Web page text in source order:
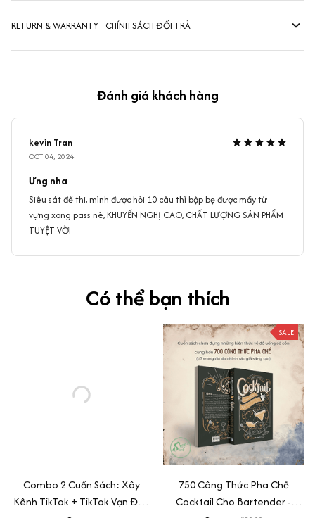
RETURN & WARRANTY - CHÍNH SÁCH ĐỔI TRẢ
Đánh giá khách hàng
kevin Tran
OCT 04, 2024
Ưng nha
Siêu sát đề thi, mình được hỏi 10 câu thì bập bẹ được mấy từ
vựng xong pass nè, KHUYẾN NGHỊ CAO, CHẤT LƯỢNG SẢN PHẨM
TUYỆT VỜI
Có thể bạn thích
Combo 2 Cuốn Sách: Xây
Kênh TikTok + TikTok Vạn Đơn
SALE
750 Công Thức Pha Chế
Cocktail Cho Bartender -